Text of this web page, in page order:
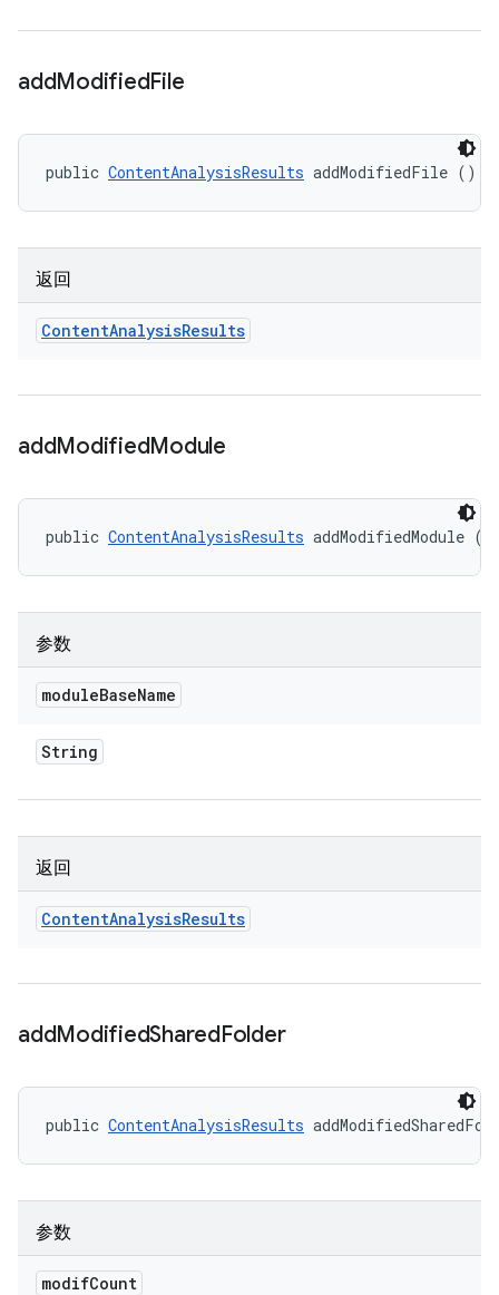
addModifiedFile
public ContentAnalysisResults addModifiedFile ()
返回
ContentAnalysisResults
addModifiedModule
public ContentAnalysisResults addModifiedModule
参数
moduleBaseName
String
返回
ContentAnalysisResults
addModifiedSharedFolder
public ContentAnalysisResults
参数
modifCount